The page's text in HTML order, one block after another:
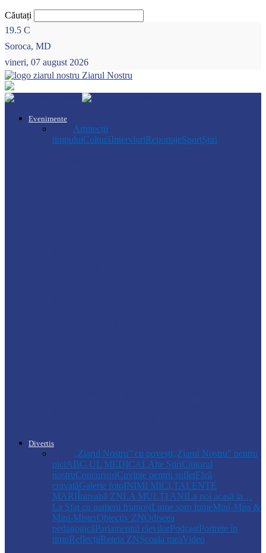
Căutați
19.5 C
Soroca, MD
vineri, 07 august 2026
Ziarul Nostru
Evenimente
Arhitecții
timpuluiCulturăInterviuriReportajeSportȘtiri
Divertis
,,Ziarul Nostru” cu povești„Ziarul Nostru” pentru
piciABC-UL MEDICALAlte ȘtiriCititorul
nostruConcursuriCuvinte pentru sufletFără
cravatăGalerie fotoINIMI MICI,TALENTE
MARIÎntreabă ZNLA MULŢI ANILa noi acasă la…
La Sfat cu oameni frumoșiLume soro lumeMini-Miss &
Mini-MisterObiectiv ZNOdiseea
pedagogicăParlamentul elevilorPodcastPortrete în
timpReflecțiiReteta ZNȘcoala meaVideo